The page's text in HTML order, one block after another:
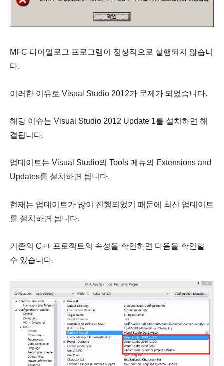
MFC 다이얼로그 프로그램이 정상적으로 실행되지 않습니
다.
이러한 이유로 Visual Studio 2012가 문제가 되었습니다.
해당 이슈는 Visual Studio 2012 Update 1를 설치하면 해
결됩니다.
업데이트는 Visual Studio의 Tools 메뉴의 Extensions and
Updates를 설치하면 됩니다.
현재는 업데이트가 많이 진행되었기 때문에 최신 업데이트
를 설치하면 됩니다.
기존의 C++ 프로젝트의 속성을 확인하면 다음을 확인할
수 있습니다.